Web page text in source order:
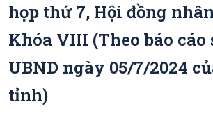
họp thứ 7, Hội đồng
Khóa VIII (Theo báo cáo
UBND ngày 05/7/2024
tỉnh)